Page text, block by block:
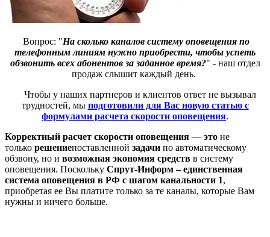
Вопрос: "На сколько каналов систему оповещения по
телефонным линиям нужно приобрести, чтобы успеть
обзвонить всех абонентов за заданное время?" - наш отдел
продаж слышит каждый день.
Чтобы у наших партнеров и клиентов ответ не вызывал
трудностей, мы подготовили для Вас новую статью с
формулами расчета скорости оповещения.
Корректный расчет скорости оповещения — это не
только решениепоставленной задачи по автоматическому
обзвону, но и возможная экономия средств в систему
оповещения. Поскольку Спрут-Информ – единственная
система оповещения в РФ с шагом канальности 1,
приобретая ее Вы платите только за те каналы, которые Вам
нужны и ничего больше.